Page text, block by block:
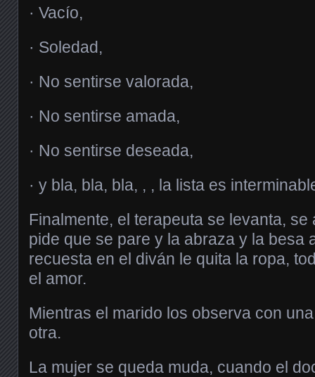
· Vacío,
· Soledad,
· No sentirse valorada,
· No sentirse amada,
· No sentirse deseada,
· y bla, bla, bla, , , la lista es
Finalmente, el terapeuta se levanta, se
pide que se pare y la abraza y la besa
recuesta en el diván le quita la ropa,
el amor.
Mientras el marido los observa con
otra.
La mujer se queda muda, cuando el